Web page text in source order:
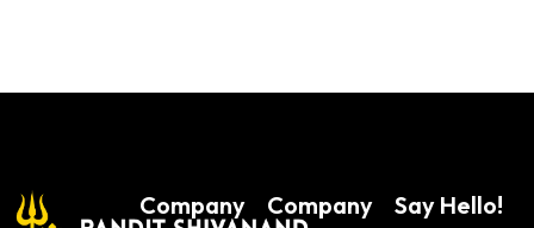
Company
Company
Say Hello!